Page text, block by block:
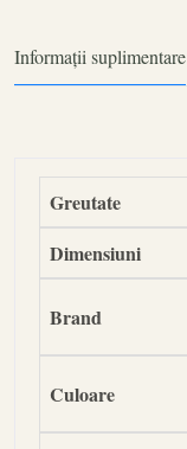
Informații suplimentare
Greutate
Dimensiuni
Brand
Culoare